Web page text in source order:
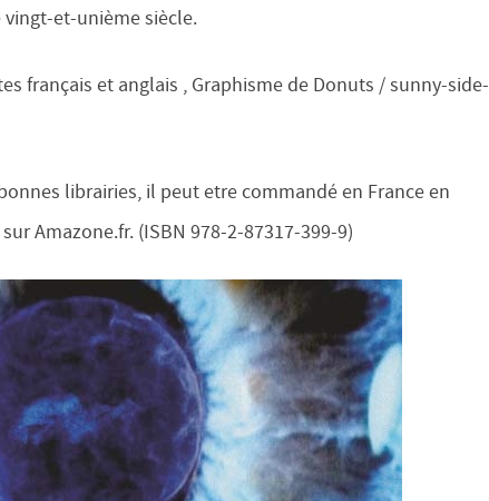
et-unième siècle.
français et anglais , Graphisme de Donuts / sunny-side-
librairies, il peut etre commandé en France en
Amazone.fr. (ISBN 978-2-87317-399-9)